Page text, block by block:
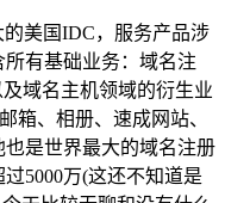
美国IDC，服务产品涉
有基础业务：域名注
域名主机领域的衍生业
箱、相册、速成网站、
是世界最大的域名注册
5000万(这还不知道是